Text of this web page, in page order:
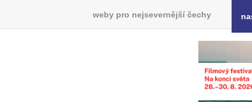
weby pro nejsevernější čechy